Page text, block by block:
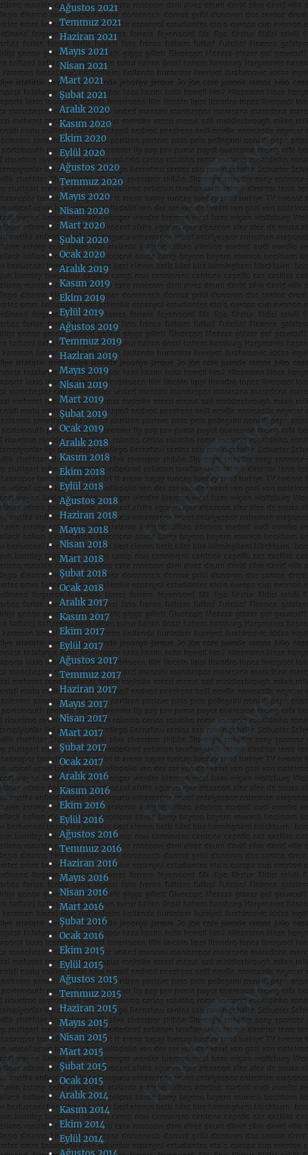
Ağustos 2021
Temmuz 2021
Haziran 2021
Mayıs 2021
Nisan 2021
Mart 2021
Şubat 2021
Aralık 2020
Kasım 2020
Ekim 2020
Eylül 2020
Ağustos 2020
Temmuz 2020
Mayıs 2020
Nisan 2020
Mart 2020
Şubat 2020
Ocak 2020
Aralık 2019
Kasım 2019
Ekim 2019
Eylül 2019
Ağustos 2019
Temmuz 2019
Haziran 2019
Mayıs 2019
Nisan 2019
Mart 2019
Şubat 2019
Ocak 2019
Aralık 2018
Kasım 2018
Ekim 2018
Eylül 2018
Ağustos 2018
Haziran 2018
Mayıs 2018
Nisan 2018
Mart 2018
Şubat 2018
Ocak 2018
Aralık 2017
Kasım 2017
Ekim 2017
Eylül 2017
Ağustos 2017
Temmuz 2017
Haziran 2017
Mayıs 2017
Nisan 2017
Mart 2017
Şubat 2017
Ocak 2017
Aralık 2016
Kasım 2016
Ekim 2016
Eylül 2016
Ağustos 2016
Temmuz 2016
Haziran 2016
Mayıs 2016
Nisan 2016
Mart 2016
Şubat 2016
Ocak 2016
Ekim 2015
Eylül 2015
Ağustos 2015
Temmuz 2015
Haziran 2015
Mayıs 2015
Nisan 2015
Mart 2015
Şubat 2015
Ocak 2015
Aralık 2014
Kasım 2014
Ekim 2014
Eylül 2014